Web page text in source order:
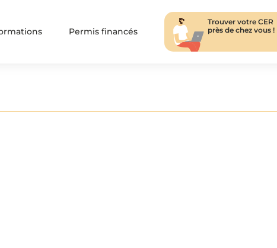
Permis financés
Trouver votre CER
près de chez vous !